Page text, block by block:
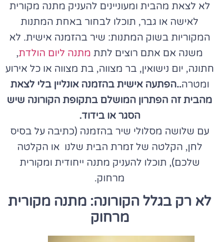
לא לצאת מהבית ומעוניינים להעניק מתנה מקורית
לאישה או גבר, תוכלו לבחור באחת המתנות
המקוריות בשוק המתנות: שיר בהזמנה אישית. לא
משנה אם אתם רוצים לתת מתנה ליום הולדת,
חתונה, יום נישואין, בר מצווה, בת מצווה או כל אירוע
ומטרה..הפתעה אישית בהזמנה אונליין בלי לצאת
מהבית זה הפתרון המושלם בתקופת הקורונה שיש
הסגר או בידוד.
עם שלושה מסלולי שיר בהזמנה (כתיבה על בסיס
לחן, הקלטה של זמרת הבית שלנו או הקלטה
שלכם), תוכלו להעניק מתנה ייחודית ומקורית
מרחוק.
לא רק בגלל הקורונה: מתנה מקורית
מרחוק